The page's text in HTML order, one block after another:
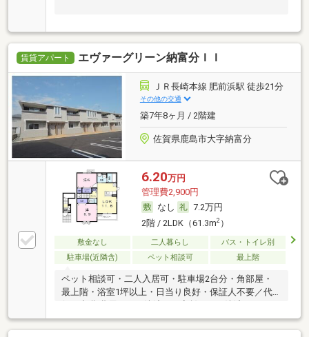
賃貸アパート エヴァーグリーン納富分ＩＩ
ＪＲ長崎本線 肥前浜駅 徒歩21分
その他の交通
築7年8ヶ月 / 2階建
佐賀県鹿島市大字納富分
6.20万円
管理費2,900円
なし
7.2万円
2階 / 2LDK（61.3m2）
敷金なし 二人暮らし
バス・トイレ別
駐車場(近隣含)
ペット相談可 最上階
ペット相談可・二人入居可・駐車場2台分・角部屋・
最上階・浴室1坪以上・日当り良好・保証人不要／代